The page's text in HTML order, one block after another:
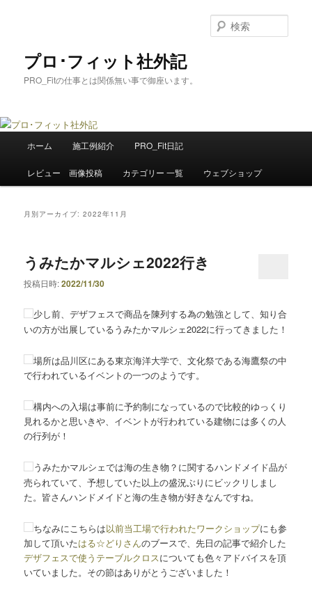
へ
移
プロ･フィット社外記
PRO_Fitの仕事とは関係無い事で御座います。
索
メ
ホーム 施工例紹介 PRO_Fit日記
レビュー 画像投稿 カテゴリー 一覧 ウェブショップ
月別アーカイブ:2022年11月
うみたかマルシェ2022行き
投稿日時:2022/11/30
少し前、デザフェスで商品を陳列する為の勉強として、知り合
いの方が出展しているうみたかマルシェ2022に行ってきました！
場所は品川区にある東京海洋大学で、文化祭である海鷹祭の中
で行われているイベントの一つのようです。
構内への入場は事前に予約制になっているので比較的ゆっくり
見れるかと思いきや、イベントが行われている建物には多くの人
の行列が！
うみたかマルシェでは海の生き物？に関するハンドメイド品が
売られていて、予想していた以上の盛況ぶりにビックリしまし
た。皆さんハンドメイドと海の生き物が好きなんですね。
ちなみにこちらは以前当工場で行われたワークショップにも参
加して頂いたはる☆どりさんのブースで、先日の記事で紹介した
デザフェスで使うテーブルクロスについても色々アドバイスを頂
いていました。その節はありがとうございました！